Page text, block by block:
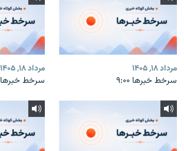
مرداد ۱۸, ۱۴۰۵
سرخط خبرها ۹:۰۰
مرداد ۱۸, ۱۴۰۵
سرخط خبرها ۸:۰۰